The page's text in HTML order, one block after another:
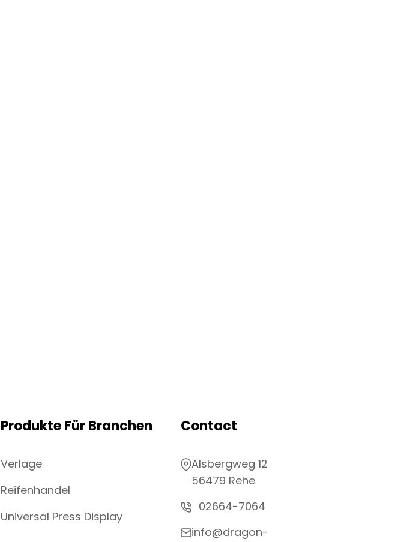
Produkte Für Branchen
Verlage
Reifenhandel
Universal Press Display
Contact
Alsbergweg 12
56479 Rehe
02664-7064
info@dragon-